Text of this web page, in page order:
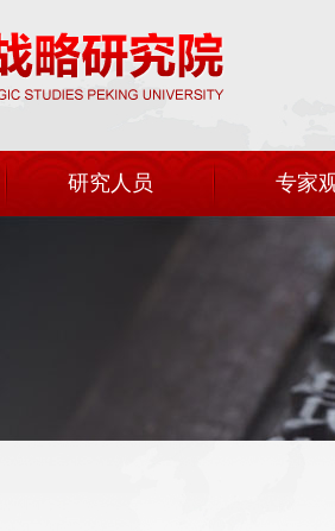
研究人员 专家